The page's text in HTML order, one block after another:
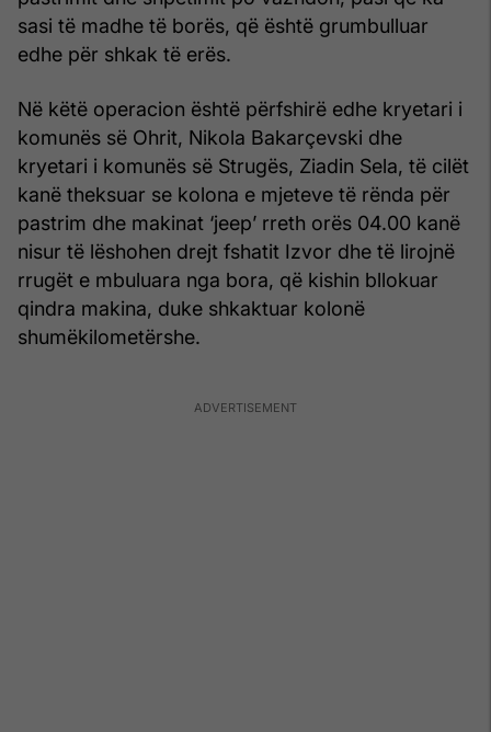
sasi të madhe të borës, që është grumbulluar
edhe për shkak të erës.
Në këtë operacion është përfshirë edhe kryetari i
komunës së Ohrit, Nikola Bakarçevski dhe
kryetari i komunës së Strugës, Ziadin Sela, të cilët
kanë theksuar se kolona e mjeteve të rënda për
pastrim dhe makinat ‘jeep’ rreth orës 04.00 kanë
nisur të lëshohen drejt fshatit Izvor dhe të lirojnë
rrugët e mbuluara nga bora, që kishin bllokuar
qindra makina, duke shkaktuar kolonë
shumëkilometërshe.